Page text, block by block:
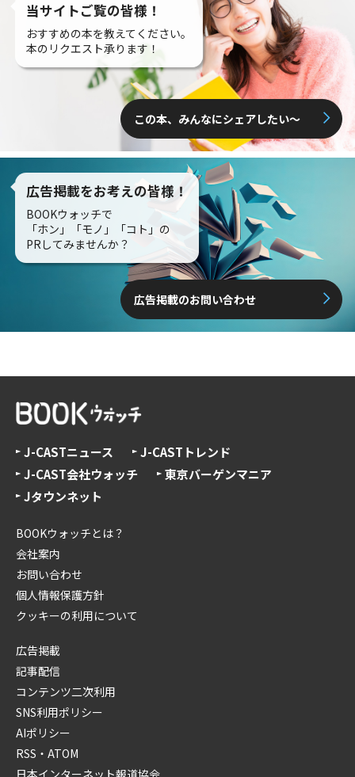
当サイトご覧の皆様！
おすすめの本を教えてください。
本のリクエスト承ります！
この本、みんなにシェアしたい〜
広告掲載をお考えの皆様！
BOOKウォッチで
「ホン」「モノ」「コト」の
PRしてみませんか？
広告掲載のお問い合わせ
J-CASTニュース
J-CASTトレンド
J-CAST会社ウォッチ
東京バーゲンマニア
Jタウンネット
BOOKウォッチとは？
会社案内
お問い合わせ
個人情報保護方針
クッキーの利用について
広告掲載
記事配信
コンテンツ二次利用
SNS利用ポリシー
AIポリシー
RSS・ATOM
日本インターネット報道協会